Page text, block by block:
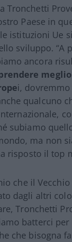
Tronchetti
Paese in
istituzioni Ue
sviluppo. “A
ancora
i,
qualcuno
subiamo
ma non
risposto il top
che il
dagli altri
Tronchetti
batterci
che bisogna